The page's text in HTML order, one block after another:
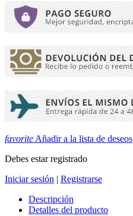
favorite Añadir a la lista de deseos
Debes estar registrado
Iniciar sesión | Registrarse
Descripción
Detalles del producto